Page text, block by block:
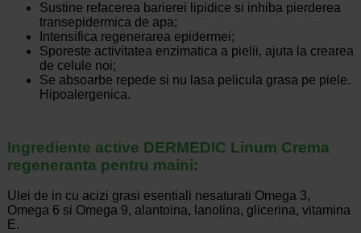
Sustine refacerea barierei lipidice si inhiba pierderea
transepidermica de apa;
Intensifica regenerarea epidermei;
Sporeste activitatea enzimatica a pielii, ajuta la crearea
de celule noi;
Se absoarbe repede si nu lasa pelicula grasa pe piele.
Hipoalergenica.
Ingrediente active DERMEDIC Linum Crema
regeneranta pentru maini:
Ulei de in cu acizi grasi esentiali nesaturati Omega 3,
Omega 6 si Omega 9, alantoina, lanolina, glicerina, vitamina
E.